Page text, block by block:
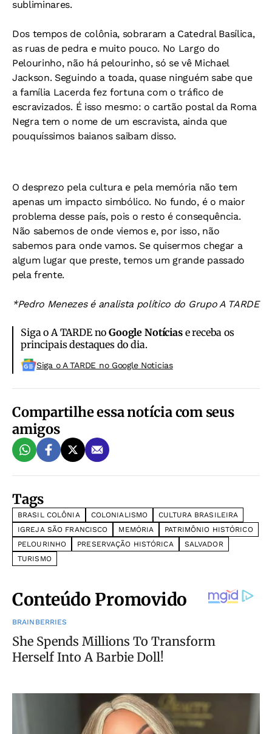
subliminares.
Dos tempos de colônia, sobraram a Catedral Basílica,
as ruas de pedra e muito pouco. No Largo do
Pelourinho, não há pelourinho, só se vê Michael
Jackson. Seguindo a toada, quase ninguém sabe que
a família Lacerda fez fortuna com o tráfico de
escravizados. É isso mesmo: o cartão postal da Roma
Negra tem o nome de um escravista, ainda que
pouquíssimos baianos saibam disso.
O desprezo pela cultura e pela memória não tem
apenas um impacto simbólico. No fundo, é o maior
problema desse país, pois o resto é consequência.
Não sabemos de onde viemos e, por isso, não
sabemos para onde vamos. Se quisermos chegar a
algum lugar que preste, temos um grande passado
pela frente.
*Pedro Menezes é analista político do Grupo A TARDE
Siga o A TARDE noGoogle Notíciase receba os
principais destaques do dia.
Siga o A TARDE no Google Noticias
Compartilhe essa notícia com seus
amigos
Tags
BRASIL COLÔNIA COLONIALISMO
CULTURA BRASILEIRA
IGREJA SÃO FRANCISCO
MEMÓRIA
PATRIMÔNIO HISTÓRICO
PELOURINHO
PRESERVAÇÃO HISTÓRICA
SALVADOR
TURISMO